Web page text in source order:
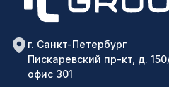
г. Санкт-Петербург
Пискаревский пр-кт, д.
офис 301